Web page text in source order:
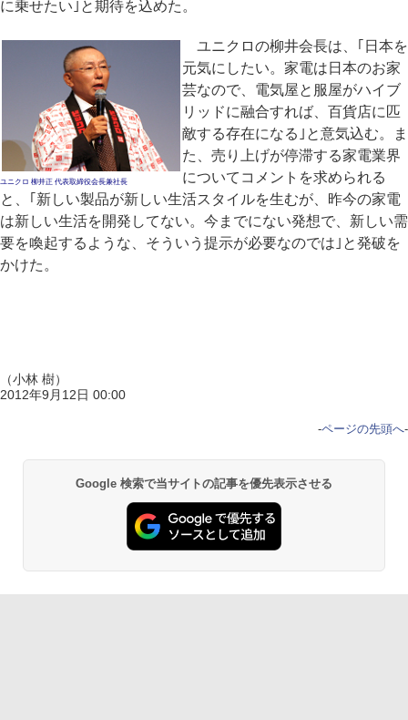
に乗せたい｣と期待を込めた。
ユニクロ 柳井正 代表取締役会長兼社長
ユニクロの柳井会長は、｢日本を
元気にしたい。家電は日本のお家
芸なので、電気屋と服屋がハイブ
リッドに融合すれば、百貨店に匹
敵する存在になる｣と意気込む。ま
た、売り上げが停滞する家電業界
についてコメントを求められる
と、｢新しい製品が新しい生活スタイルを生むが、昨今の家電
は新しい生活を開発してない。今までにない発想で、新しい需
要を喚起するような、そういう提示が必要なのでは｣と発破を
かけた。
（小林 樹）
2012年9月12日 00:00
-ページの先頭へ-
Google 検索で当サイトの記事を優先表示させる